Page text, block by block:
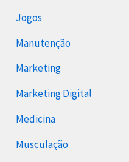
Jogos
Manutenção
Marketing
Marketing Digital
Medicina
Musculação